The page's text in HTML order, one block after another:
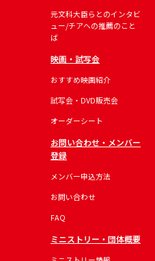
元文科大臣らとのインタビ
ュー/チアへの推薦のこと
ば
映画・試写会
おすすめ映画紹介
試写会・DVD販売会
オーダーシート
お問い合わせ・メンバー
登録
メンバー申込方法
お問い合わせ
FAQ
ミニストリー・団体概要